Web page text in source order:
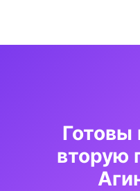
Готовы
вторую